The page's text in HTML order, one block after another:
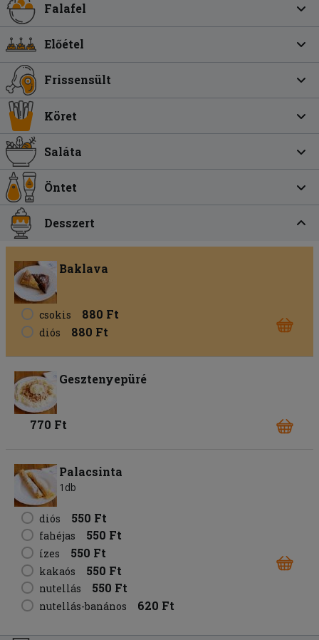
Falafel
Előétel
Frissensült
Köret
Saláta
Öntet
Desszert
Baklava
csokis 880 Ft
diós 880 Ft
Gesztenyepüré
770 Ft
Palacsinta
1db
diós 550 Ft
fahéjas 550 Ft
ízes 550 Ft
kakaós 550 Ft
nutellás 550 Ft
nutellás-banános 620 Ft